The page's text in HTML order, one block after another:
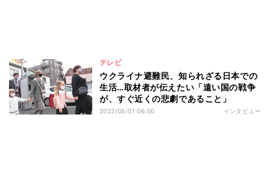
テレビ
ウクライナ避難民、知られざる日本での
生活…取材者が伝えたい「遠い国の戦争
が、すぐ近くの悲劇であること」
2022/05/01 06:00 インタビュー